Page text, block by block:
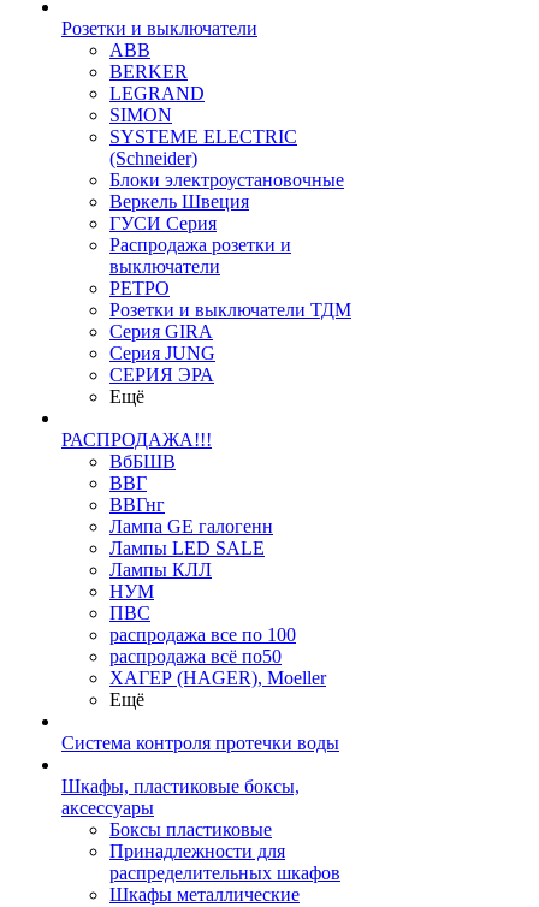
Розетки и выключатели
ABB
BERKER
LEGRAND
SIMON
SYSTEME ELECTRIC
(Schneider)
Блоки электроустановочные
Веркель Швеция
ГУСИ Серия
Распродажа розетки и
выключатели
РЕТРО
Розетки и выключатели ТДМ
Серия GIRA
Серия JUNG
СЕРИЯ ЭРА
Ещё
РАСПРОДАЖА!!!
ВбБШВ
ВВГ
ВВГнг
Лампа GE галогенн
Лампы LED SALE
Лампы КЛЛ
НУМ
ПВС
распродажа все по 100
распродажа всё по50
ХАГЕР (HAGER), Moeller
Ещё
Система контроля протечки воды
Шкафы, пластиковые боксы,
аксессуары
Боксы пластиковые
Принадлежности для
распределительных шкафов
Шкафы металлические